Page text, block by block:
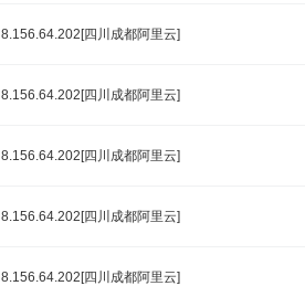
8.156.64.202[四川成都阿里云]
8.156.64.202[四川成都阿里云]
8.156.64.202[四川成都阿里云]
8.156.64.202[四川成都阿里云]
8.156.64.202[四川成都阿里云]